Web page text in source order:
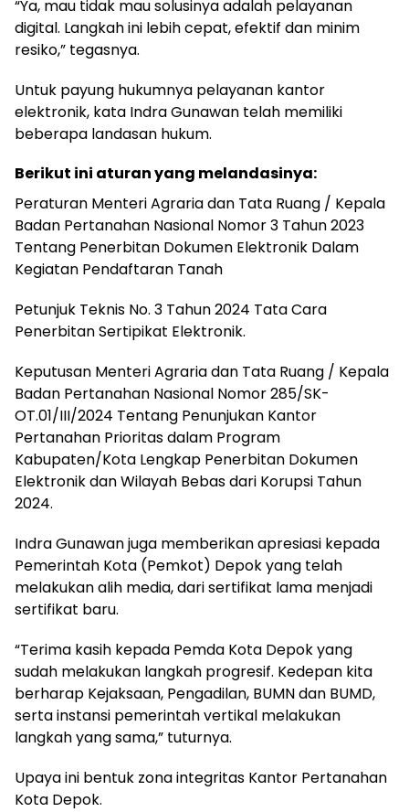
“Ya, mau tidak mau solusinya adalah pelayanan
digital. Langkah ini lebih cepat, efektif dan minim
resiko,” tegasnya.
Untuk payung hukumnya pelayanan kantor
elektronik, kata Indra Gunawan telah memiliki
beberapa landasan hukum.
Berikut ini aturan yang melandasinya:
Peraturan Menteri Agraria dan Tata Ruang / Kepala
Badan Pertanahan Nasional Nomor 3 Tahun 2023
Tentang Penerbitan Dokumen Elektronik Dalam
Kegiatan Pendaftaran Tanah
Petunjuk Teknis No. 3 Tahun 2024 Tata Cara
Penerbitan Sertipikat Elektronik.
Keputusan Menteri Agraria dan Tata Ruang / Kepala
Badan Pertanahan Nasional Nomor 285/SK-
OT.01/III/2024 Tentang Penunjukan Kantor
Pertanahan Prioritas dalam Program
Kabupaten/Kota Lengkap Penerbitan Dokumen
Elektronik dan Wilayah Bebas dari Korupsi Tahun
2024.
Indra Gunawan juga memberikan apresiasi kepada
Pemerintah Kota (Pemkot) Depok yang telah
melakukan alih media, dari sertifikat lama menjadi
sertifikat baru.
“Terima kasih kepada Pemda Kota Depok yang
sudah melakukan langkah progresif. Kedepan kita
berharap Kejaksaan, Pengadilan, BUMN dan BUMD,
serta instansi pemerintah vertikal melakukan
langkah yang sama,” tuturnya.
Upaya ini bentuk zona integritas Kantor Pertanahan
Kota Depok.